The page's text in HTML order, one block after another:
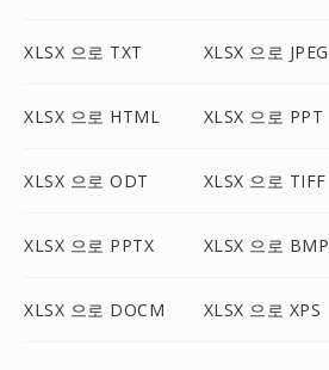
XLSX 으로 TXT XLSX 으로 JPEG
XLSX 으로 HTML XLSX 으로 PPT
XLSX 으로 ODT XLSX 으로 TIFF
XLSX 으로 PPTX XLSX 으로 BMP
XLSX 으로 DOCM XLSX 으로 XPS